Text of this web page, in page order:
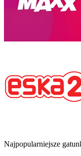
Najpopularniejsze